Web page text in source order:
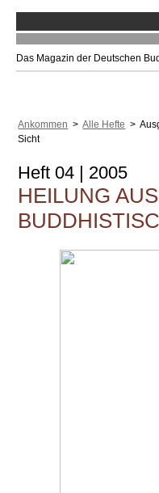
Das Magazin der Deutschen
Ankommen >Alle Hefte >
Sicht
Heft 04 | 2005
HEILUNG AUS